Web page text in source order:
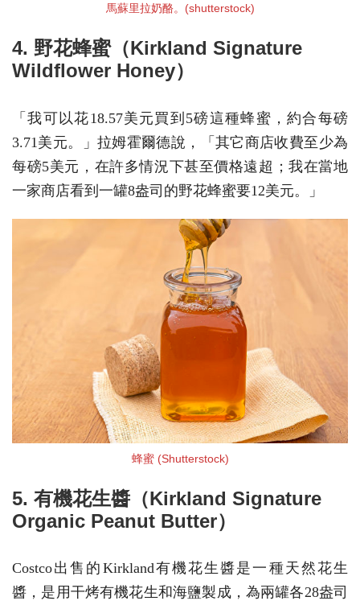
馬蘇里拉奶酪。(shutterstock)
4. 野花蜂蜜（Kirkland Signature
Wildflower Honey）
「我可以花18.57美元買到5磅這種蜂蜜，約合每磅
3.71美元。」拉姆霍爾德說，「其它商店收費至少為
每磅5美元，在許多情況下甚至價格遠超；我在當地
一家商店看到一罐8盎司的野花蜂蜜要12美元。」
蜂蜜 (Shutterstock)
5. 有機花生醬（Kirkland Signature
Organic Peanut Butter）
Costco出售的Kirkland有機花生醬是一種天然花生
醬，是用干烤有機花生和海鹽製成，為兩罐各28盎司